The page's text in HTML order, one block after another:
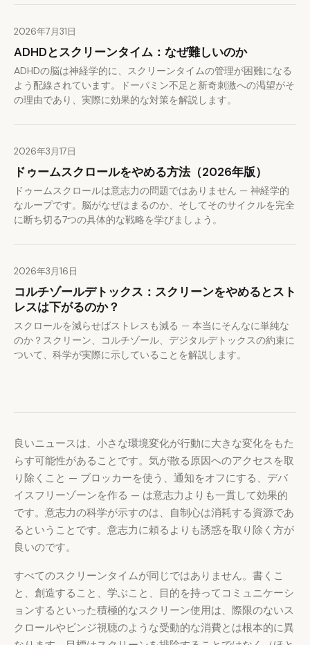
2026年7月31日
ADHDとスクリーンタイム：なぜ難しいのか
ADHDの脳は神経学的に、スクリーンタイムの管理が困難になる
よう配線されています。ドーパミン不足と新奇刺激への渇望がそ
の理由であり、実際に効果的な対策を解説します。
2026年3月17日
ドゥームスクロールをやめる方法（2026年版）
ドゥームスクロールは意志力の問題ではありません — 神経学的
なループです。脳がなぜはまるのか、そしてそのサイクルを完全
に断ち切る7つの具体的な戦略を学びましょう。
2026年3月16日
コルチゾールデトックス：スクリーンをやめるとスト
レスは下がるのか？
スクロールを減らせばストレスも減る — 本当にそんなに単純な
のか？スクリーン、コルチゾール、デジタルデトックスの約束に
ついて、科学が実際に示していることを解説します。
良いニュースは、小さな環境変化が行動に大きな変化をもた
らす可能性があることです。気が散る原因へのアクセスを取
り除くこと — ブロッカーを使う、通知をオフにする、デバ
イスフリーゾーンを作る — は意志力よりも一貫して効果的
です。意志力の科学が示すのは、自制心は消耗する資源であ
るということです。意志力に頼るよりも誘惑を取り除く方が
良いのです。
すべてのスクリーンタイムが同じではありません。書くこ
と、創造すること、学ぶこと、目的を持ってコミュニケーシ
ョンするといった積極的なスクリーン使用は、際限のないス
クロールやビンジ視聴のような受動的な消費とは根本的に異